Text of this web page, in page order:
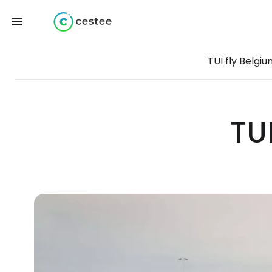
TUI fly